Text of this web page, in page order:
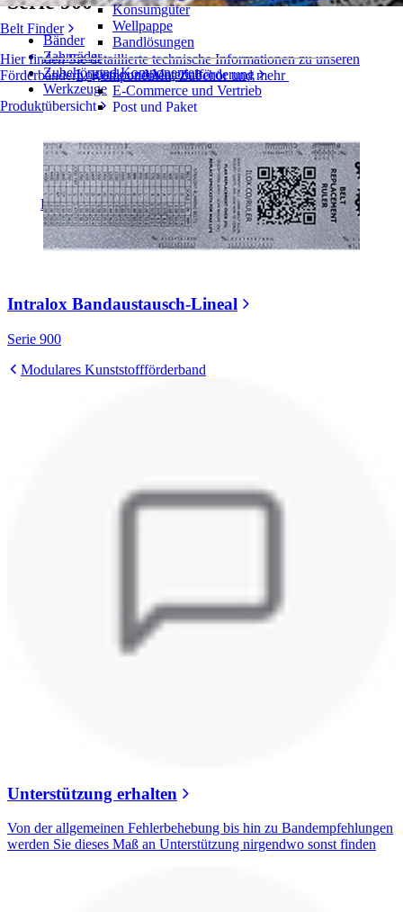
Belt Finder
Hier finden Sie detaillierte technische Informationen zu unseren
Förderbändern, Komponenten, Zubehör und mehr
Produktübersicht
Konsumgüter
Wellpappe
Bandlösungen
Logistik und Materialförderung
E-Commerce und Vertrieb
Post und Paket
Reifen
Automobilindustrie
EV-Batterien
Industrieproduktion
Branchenübersicht
Bänder
Zahnräder
Zubehör und Komponenten
Werkzeuge
Intralox Bandaustausch-Lineal
Serie 900
Modulares Kunststoffförderband
Unterstützung erhalten
Von der allgemeinen Fehlerbehebung bis hin zu Bandempfehlungen
werden Sie dieses Maß an Unterstützung nirgendwo sonst finden